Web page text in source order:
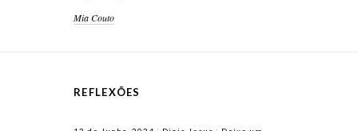
Mia Couto
REFLEXÕES